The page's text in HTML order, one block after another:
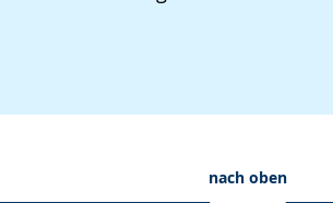
nach oben